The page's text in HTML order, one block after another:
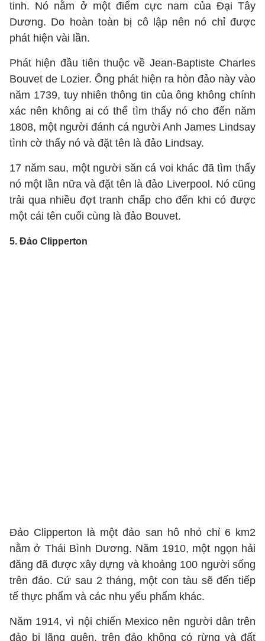
tinh. Nó nằm ở một điểm cực nam của Đại Tây
Dương. Do hoàn toàn bị cô lập nên nó chỉ được
phát hiện vài lần.
Phát hiện đầu tiên thuộc về Jean-Baptiste Charles
Bouvet de Lozier. Ông phát hiện ra hòn đảo này vào
năm 1739, tuy nhiên thông tin của ông không chính
xác nên không ai có thể tìm thấy nó cho đến năm
1808, một người đánh cá người Anh James Lindsay
tình cờ thấy nó và đặt tên là đảo Lindsay.
17 năm sau, một người săn cá voi khác đã tìm thấy
nó một lần nữa và đặt tên là đảo Liverpool. Nó cũng
trải qua nhiều đợt tranh chấp cho đến khi có được
một cái tên cuối cùng là đảo Bouvet.
5. Đảo Clipperton
Đảo Clipperton là một đảo san hô nhỏ chỉ 6 km2
nằm ở Thái Bình Dương. Năm 1910, một ngọn hải
đăng đã được xây dựng và khoảng 100 người sống
trên đảo. Cứ sau 2 tháng, một con tàu sẽ đến tiếp
tế thực phẩm và các nhu yếu phẩm khác.
Năm 1914, vì nội chiến Mexico nên người dân trên
đảo bị lãng quên, trên đảo không có rừng và đất